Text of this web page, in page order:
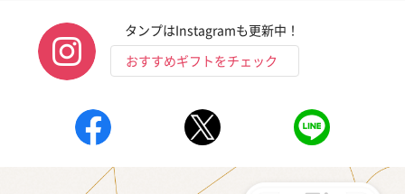
タンプはInstagramも更新中！
おすすめギフトをチェック